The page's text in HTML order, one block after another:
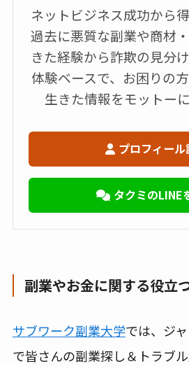
ネットビジネス成功から
過去に悪質な副業や商材
きた経験から詐欺の見分
体験ベースで、お困りの
生きた情報をモットーに
プロフィール
タクミのLINE
副業やお金に関する役立
サブワーク副業大学では、ジ
で皆さんの副業探し＆トラブ